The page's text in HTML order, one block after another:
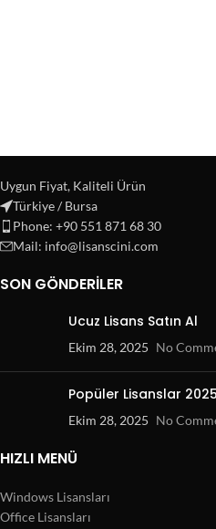
Uygun Fiyat, Kaliteli Ürün
Türkiye / Bursa
Phone: +90 551 871 68 30
Mail: info@lisanscini.com
SON GÖNDERILER
Ucuz Lisans Satın Al
Ekim 28, 2025 No
Popüler Lisanslar 2025
Ekim 28, 2025 No
HIZLI MENÜ
Windows Lisansları
Office Lisansları